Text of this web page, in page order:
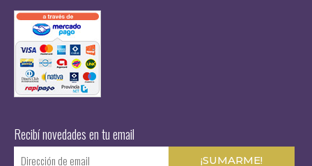
Recibí novedades en tu email